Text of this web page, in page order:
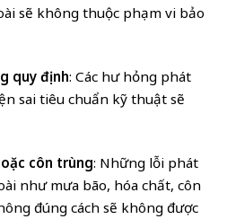
sẽ không thuộc phạm vi bảo
quy định: Các hư hỏng phát
sai tiêu chuẩn kỹ thuật sẽ
côn trùng: Những lỗi phát
như mưa bão, hóa chất, côn
đúng cách sẽ không được